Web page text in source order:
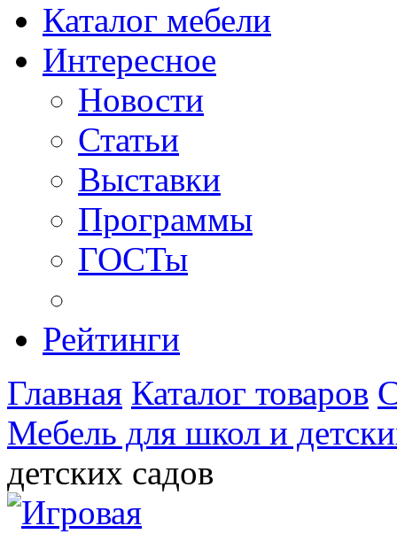
Каталог мебели
Интересное
Новости
Статьи
Выставки
Программы
ГОСТы
Рейтинги
Главная Каталог товаров
Мебель для школ и
детских садов